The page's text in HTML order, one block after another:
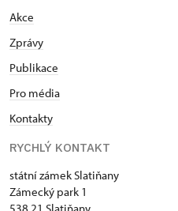
Akce
Zprávy
Publikace
Pro média
Kontakty
RYCHLÝ KONTAKT
státní zámek Slatiňany
Zámecký park 1
538 21 Slatiňany